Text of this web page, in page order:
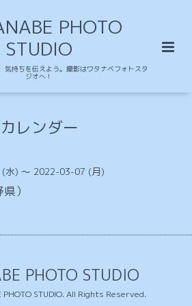
PHOTO
STUDIO
気持ちを伝えよう。撮影はワタナベフォトスタ
ジオへ！
カレンダー
水) ～ 2022-03-07 (月)
）
PHOTO STUDIO
PHOTO STUDIO. All Rights Reserved.